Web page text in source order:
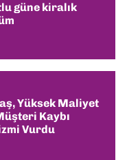
güne kiralık
Yüksek Maliyet
Kaybı
Vurdu